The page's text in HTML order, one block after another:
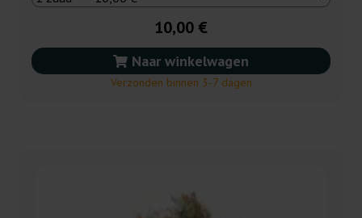
10,00 €
Naar winkelwagen
Verzonden binnen 3-7 dagen